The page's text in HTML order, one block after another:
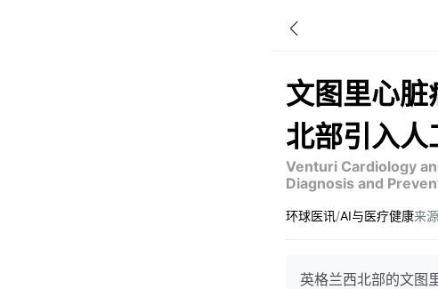
文图里心
北部引入
Venturi Cardiology and
Diagnosis and
环球医讯/AI与医疗健康来
英格兰西北部的文图